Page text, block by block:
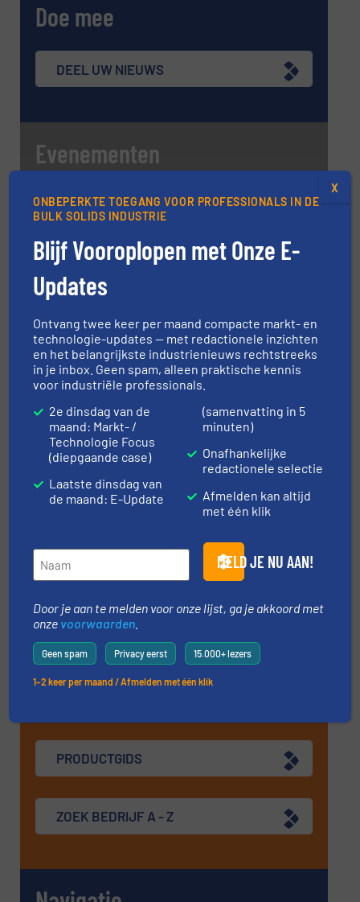
Doe mee
DEEL UW NIEUWS
Evenementen
Kunststoffenbeurs 2026
’s-Hertogenbosch
Course: Measurement of the Properties
and Bulk Behaviour of Particulate Materials
Medway
Solids Antwerp 2026
21 okt, 2026
Antwerpen
Course: Pneumatic Conveying of Bulk
Solids – November 2026
Medway
10 nov, 2026
Wateringen
MEER EVENEMENTEN
PRODUCTGIDS
ZOEK BEDRIJF A - Z
ONBEPERKTE TOEGANG VOOR PROFESSIONALS IN DE
BULK SOLIDS INDUSTRIE
Blijf Vooroplopen met Onze E-
Updates
Ontvang twee keer per maand compacte markt- en
technologie-updates — met redactionele inzichten
en het belangrijkste industrienieuws rechtstreeks
in je inbox. Geen spam, alleen praktische kennis
voor industriële professionals.
2e dinsdag van de
maand: Markt- /
Technologie Focus
(diepgaande case)
Laatste dinsdag van
de maand: E-Update
(samenvatting in 5
minuten)
Onafhankelijke
redactionele selectie
Afmelden kan altijd
met één klik
MELD JE NU AAN!
Door je aan te melden voor onze lijst, ga je akkoord met
onze voorwaarden
Geen spam Privacy eerst 15.000+ lezers
1–2 keer per maand / Afmelden met één klik
X